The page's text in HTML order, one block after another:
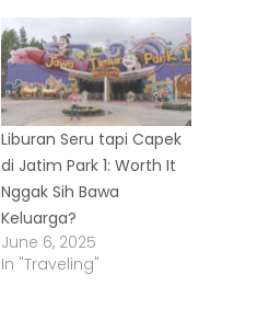
Liburan Seru tapi Capek
di Jatim Park 1: Worth It
Nggak Sih Bawa
Keluarga?
June 6, 2025
In "Traveling"